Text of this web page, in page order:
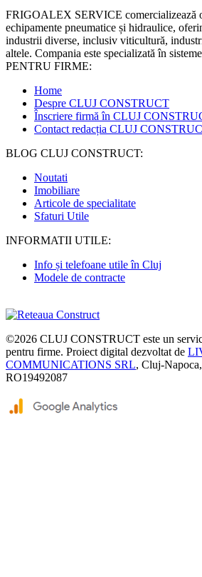
FRIGOALEX SERVICE comercializează
echipamente pneumatice și hidraulice,
industrii diverse, inclusiv viticultură,
altele. Compania este specializată în
PENTRU FIRME:
Home
Despre CLUJ CONSTRUCT
Înscriere firmă în CLUJ
Contact redacția CLUJ
BLOG CLUJ CONSTRUCT:
Noutati
Imobiliare
Articole de specialitate
Sfaturi Utile
INFORMATII UTILE:
Info și telefoane utile în Cluj
Modele de contracte
©2026 CLUJ CONSTRUCT este un
pentru firme. Proiect digital dezvoltat de
COMMUNICATIONS SRL, Cluj-
RO19492087